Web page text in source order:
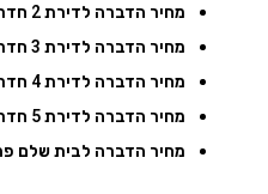
מחיר הדברה לדירת 2 חדרים
מחיר הדברה לדירת 3 חדרים
מחיר הדברה לדירת 4 חדרים
מחיר הדברה לדירת 5 חדרים
מחיר הדברה לבית שלם